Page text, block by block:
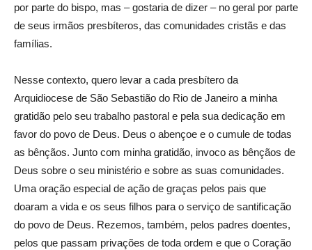
por parte do bispo, mas – gostaria de dizer – no geral por parte
de seus irmãos presbíteros, das comunidades cristãs e das
famílias.
Nesse contexto, quero levar a cada presbítero da
Arquidiocese de São Sebastião do Rio de Janeiro a minha
gratidão pelo seu trabalho pastoral e pela sua dedicação em
favor do povo de Deus. Deus o abençoe e o cumule de todas
as bênçãos. Junto com minha gratidão, invoco as bênçãos de
Deus sobre o seu ministério e sobre as suas comunidades.
Uma oração especial de ação de graças pelos pais que
doaram a vida e os seus filhos para o serviço de santificação
do povo de Deus. Rezemos, também, pelos padres doentes,
pelos que passam privações de toda ordem e que o Coração